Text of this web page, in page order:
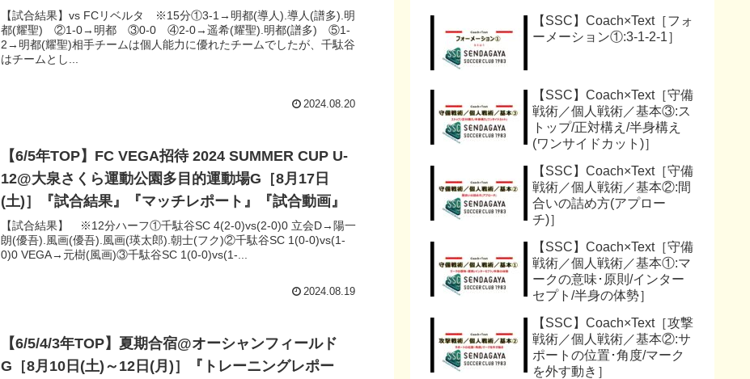
【試合結果】vs FCリベルタ ※15分①3-1→明都(導人).導人(譜多).明
都(耀聖) ②1-0→明都 ③0-0 ④2-0→遥希(耀聖).明都(譜多) ⑤1-
2→明都(耀聖)相手チームは個人能力に優れたチームでしたが、千駄谷
はチームとし...
2024.08.20
【6/5年TOP】FC VEGA招待 2024 SUMMER CUP U-
12@大泉さくら運動公園多目的運動場G［8月17日
(土)］『試合結果』『マッチレポート』『試合動画』
【試合結果】 ※12分ハーフ①千駄谷SC 4(2-0)vs(2-0)0 立会D→陽一
朗(優吾).風画(優吾).風画(瑛太郎).朝士(フク)②千駄谷SC 1(0-0)vs(1-
0)0 VEGA→元樹(風画)③千駄谷SC 1(0-0)vs(1-...
2024.08.19
【6/5/4/3年TOP】夏期合宿@オーシャンフィールド
G［8月10日(土)～12日(月)］『トレーニングレポー
【SSC】Coach×Text［フォ
ーメーション①:3-1-2-1］
【SSC】Coach×Text［守備
戦術／個人戦術／基本③:ス
トップ/正対構え/半身構え
(ワンサイドカット)］
【SSC】Coach×Text［守備
戦術／個人戦術／基本②:間
合いの詰め方(アプロー
チ)］
【SSC】Coach×Text［守備
戦術／個人戦術／基本①:マ
ークの意味･原則/インター
セプト/半身の体勢］
【SSC】Coach×Text［攻撃
戦術／個人戦術／基本②:サ
ポートの位置･角度/マーク
を外す動き］